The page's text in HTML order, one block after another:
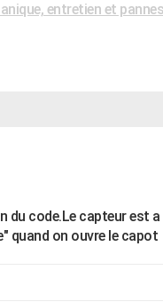
entretien et pannes
code.Le capteur est
quand on ouvre le capot